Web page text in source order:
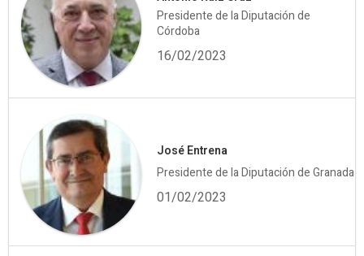
Presidente de la Diputación de
Córdoba
16/02/2023
José Entrena
Presidente de la Diputación de Granada
01/02/2023